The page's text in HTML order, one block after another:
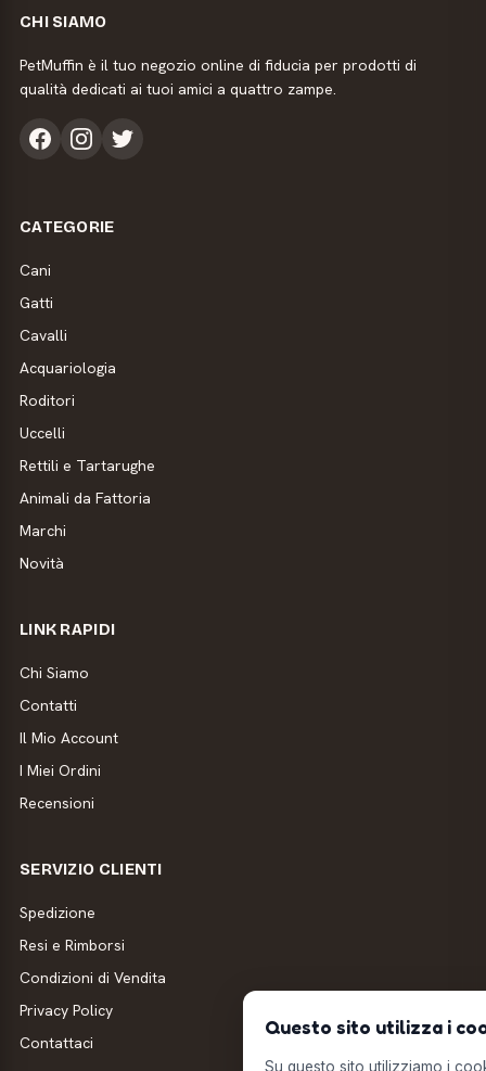
CHI SIAMO
PetMuffin è il tuo negozio online di fiducia per prodotti di
qualità dedicati ai tuoi amici a quattro zampe.
CATEGORIE
Cani
Gatti
Cavalli
Acquariologia
Roditori
Uccelli
Rettili e Tartarughe
Animali da Fattoria
Marchi
Novità
LINK RAPIDI
Chi Siamo
Contatti
Il Mio Account
I Miei Ordini
Recensioni
SERVIZIO CLIENTI
Spedizione
Resi e Rimborsi
Condizioni di Vendita
Privacy Policy
Contattaci
Questo sito utilizza i
Su questo sito utilizziamo i